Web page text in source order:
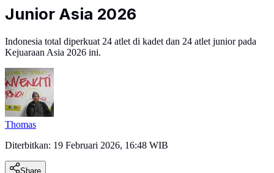
Junior Asia 2026
Indonesia total diperkuat 24 atlet di kadet dan 24 atlet junior pada
Kejuaraan Asia 2026 ini.
Thomas
Diterbitkan: 19 Februari 2026, 16:48 WIB
Share